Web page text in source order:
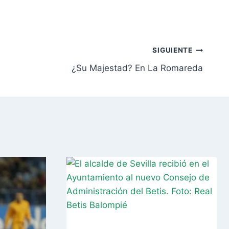
SIGUIENTE
¿Su Majestad? En La Romareda